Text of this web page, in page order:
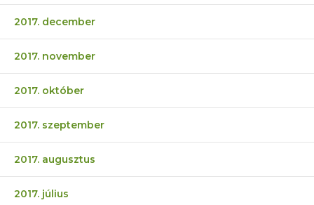
2017. december
2017. november
2017. október
2017. szeptember
2017. augusztus
2017. július